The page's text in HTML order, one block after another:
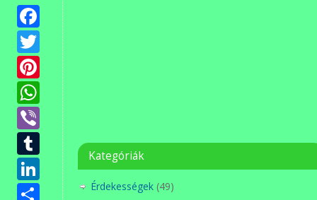
Facebook
Twitter
Pinterest
WhatsApp
Viber
Tumblr
LinkedIn
Kategóriák
Érdekességek (49)